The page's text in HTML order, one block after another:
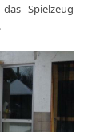
Spielzeug